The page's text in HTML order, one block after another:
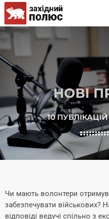
НОВІ
10 ПУБЛІКАЦІЙ
Чи мають волонтери
забезпечувати військових?
відповіді ведучі спільно з